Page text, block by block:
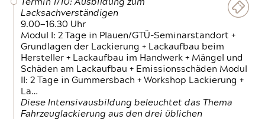
Termin 1/10: Ausbildung zum
Lacksachverständigen
9.00—16.30 Uhr
Modul I: 2 Tage in Plauen/GTÜ-Seminarstandort +
Grundlagen der Lackierung + Lackaufbau beim
Hersteller + Lackaufbau im Handwerk + Mängel und
Schäden am Lackaufbau + Emissionsschäden Modul
II: 2 Tage in Gummersbach + Workshop Lackierung +
La…
Diese Intensivausbildung beleuchtet das Thema
Fahrzeuglackierung aus den drei üblichen